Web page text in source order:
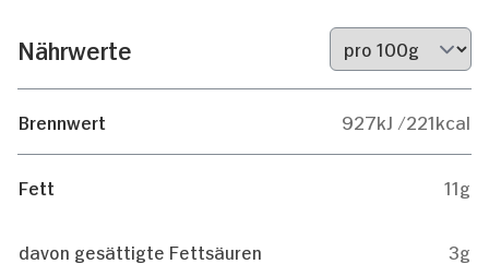
Nährwerte
Brennwert 927kJ /221kcal
Fett 11g
davon gesättigte Fettsäuren 3g